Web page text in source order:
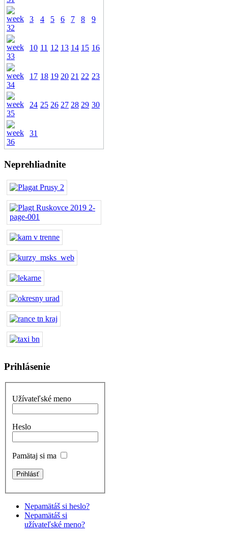
3 4 5 6 7 8 9
10 11 12 13 14 15 16
17 18 19 20 21 22 23
24 25 26 27 28 29 30
31
Neprehliadnite
Prihlásenie
Užívateľské meno
Heslo
Pamätaj si ma
Nepamätáš si heslo?
Nepamätáš si
užívateľské meno?